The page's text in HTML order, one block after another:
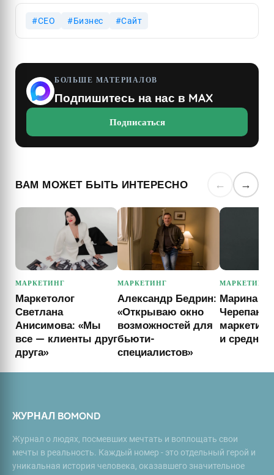
СЕО Бизнес Сайт
БОЛЬШЕ МАТЕРИАЛОВ
Подпишитесь на нас в MAX
Подписаться
ВАМ МОЖЕТ БЫТЬ ИНТЕРЕСНО ← →
МАРКЕТИНГ
Маркетолог
Светлана
Анисимова: «Мы
все — клиенты друг
друга»
МАРКЕТИНГ
Александр Бедрин:
«Открываю окно
возможностей для
бьюти-
специалистов»
МАРКЕТИНГ
Марина
и
ЖУРНАЛ BOMOND
Журнал о людях, посмевших мечтать и воплощать свои
мечты в реальность. Каждый номер - это отдельный герой и
уникальная история человека, оказавшего значительное